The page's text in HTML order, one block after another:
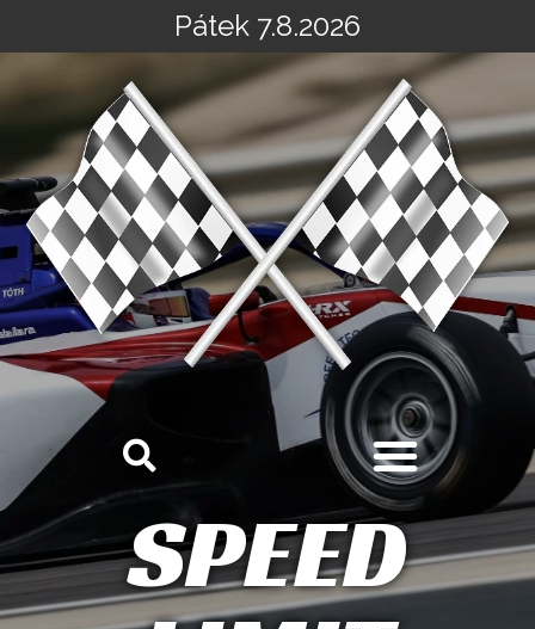
na
Pátek 7.8.2026
SPEED